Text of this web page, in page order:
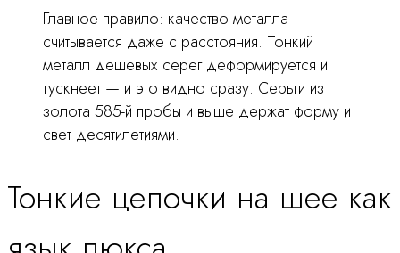
Главное правило: качество металла
считывается даже с расстояния. Тонкий
металл дешевых серег деформируется и
тускнеет — и это видно сразу. Серьги из
золота 585-й пробы и выше держат форму и
свет десятилетиями.
Тонкие цепочки на шее как